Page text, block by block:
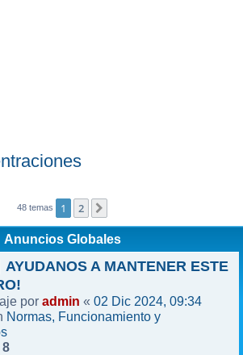
48 temas 1 2
Anuncios Globales
AYUDANOS A MANTENER ESTE
por admin « 02 Dic 2024, 09:34
Normas, Funcionamiento y
8